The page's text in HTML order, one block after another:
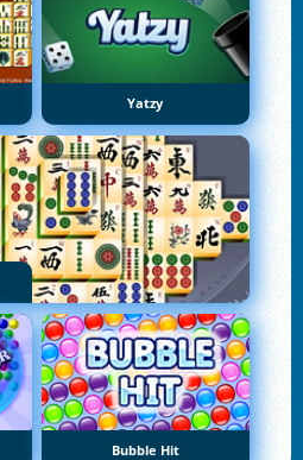
Yatzy
Bubble Hit